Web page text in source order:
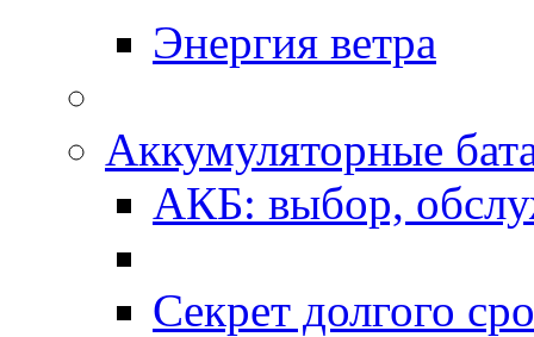
Энергия ветра
Аккумуляторные
АКБ: выбор,
Секрет долгого